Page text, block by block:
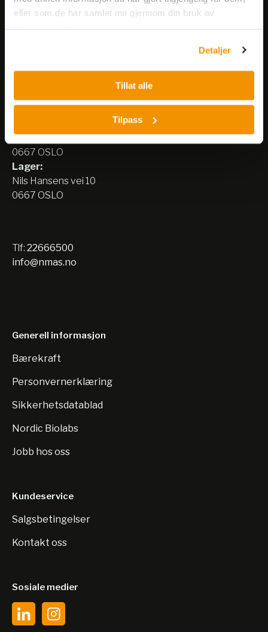
eller som de har samlet inn gjennom din bruk av
Detaljer
Tillat alle
Tilpass
Nerliens Meszansky AS
Nils Hansens vei 8
0667 OSLO
Lager:
Nils Hansens vei 10
0667 OSLO
Tlf: 22666500
info@nmas.no
Generell informasjon
Bærekraft
Personvernerklæring
Sikkerhetsdatablad
Nordic Biolabs
Jobb hos oss
Kundeservice
Salgsbetingelser
Kontakt oss
Sosiale medier